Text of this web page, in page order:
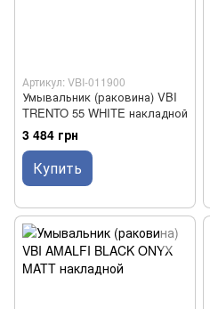
Артикул: VBI-011900
Умывальник (раковина) VBI
TRENTO 55 WHITE накладной
3 484 грн
Купить